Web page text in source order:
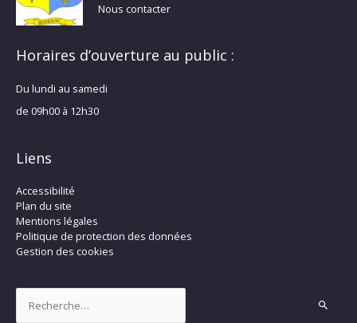
Nous contacter
Horaires d’ouverture au public :
Du lundi au samedi
de 09h00 à 12h30
Liens
Accessibilité
Plan du site
Mentions légales
Politique de protection des données
Gestion des cookies